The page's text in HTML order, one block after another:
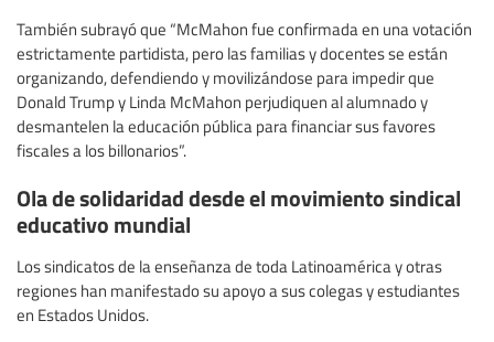
También subrayó que “McMahon fue confirmada en una votación
estrictamente partidista, pero las familias y docentes se están
organizando, defendiendo y movilizándose para impedir que
Donald Trump y Linda McMahon perjudiquen al alumnado y
desmantelen la educación pública para financiar sus favores
fiscales a los billonarios”.
Ola de solidaridad desde el movimiento sindical
educativo mundial
Los sindicatos de la enseñanza de toda Latinoamérica y otras
regiones han manifestado su apoyo a sus colegas y estudiantes
en Estados Unidos.